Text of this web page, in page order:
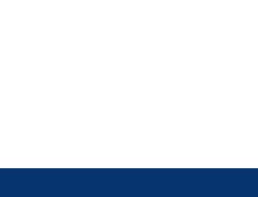
Régie publicitaire